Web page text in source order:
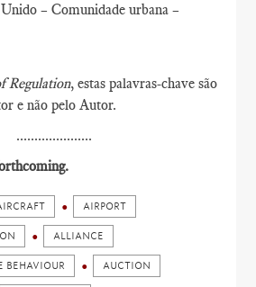
– Comunidade urbana –
Regulation, estas palavras-chave são
e não pelo Autor.
.....................
AIRPORT
ALLIANCE
BEHAVIOUR AUCTION